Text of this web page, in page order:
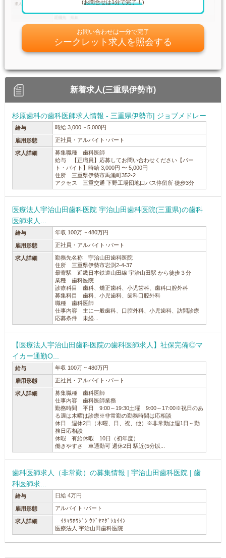
(お問合せは1分で完了！)
お問い合わせは一分で完了
シークレット求人を照会する
新着求人(三重県伊勢市)
杉原歯科の歯科医師求人情報 - 三重県伊勢市| ジョブメドレー
給与 時給 3,000 ~ 5,000円
雇用形態 正社員・アルバイト･パート
求人詳細
募集職種 歯科医師
給与 【正職員】応募してお問い合わせください【パー
ト・バイト】時給 3,000円 〜 5,000円
住所 三重県伊勢市馬瀬町352-2
アクセス 三重交通 下野工場団地口バス停留所 徒歩3分
医療法人宇治山田歯科医院 宇治山田歯科医院(三重県)の歯科
医師求人...
給与 年収 100万 ~ 480万円
雇用形態 正社員・アルバイト･パート
求人詳細
勤務先名称 宇治山田歯科医院
住所 三重県伊勢市岩渕2-4-37
最寄駅 近畿日本鉄道山田線 宇治山田駅 から徒歩３分
業種 歯科医院
診療科目 歯科、矯正歯科、小児歯科、歯科口腔外科
募集科目 歯科、小児歯科、歯科口腔外科
職種 歯科医師
仕事内容 主に一般歯科、口腔外科、小児歯科、訪問診療
応募条件 未経...
【医療法人宇治山田歯科医院の歯科医師求人】社保完備◎マ
イカー通勤O...
給与 年収 100万 ~ 480万円
雇用形態 正社員・アルバイト･パート
求人詳細
募集職種 歯科医師
仕事内容 歯科医師業務
勤務時間 平日 9:00～19:30土曜 9:00～17:00※祝日のあ
る週は木曜は診療※非常勤の勤務時間は応相談
休日 週休2日（木曜、日、祝、他）※非常勤は週1日～勤
務日応相談
休暇 有給休暇 10日（初年度）
働きやすさ 車通勤可 週休2日 駅近(5分以...
歯科医師求人（非常勤）の募集情報 | 宇治山田歯科医院 | 歯
科医師求...
給与 日給 4万円
雇用形態 アルバイト･パート
求人詳細
ｲﾘｮｳﾎｳｼﾞﾝ ｳｼﾞﾔﾏﾀﾞｼｶｲｲﾝ
医療法人 宇治山田歯科医院